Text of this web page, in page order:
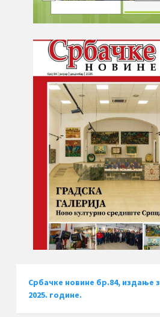
Србачке новине бр.84, издање
2025. године.